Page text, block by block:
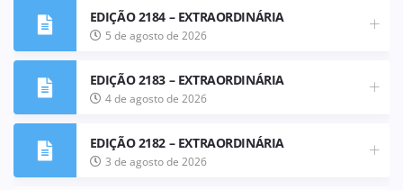
EDIÇÃO 2184 – EXTRAORDINÁRIA
5 de agosto de 2026
EDIÇÃO 2183 – EXTRAORDINÁRIA
4 de agosto de 2026
EDIÇÃO 2182 – EXTRAORDINÁRIA
3 de agosto de 2026